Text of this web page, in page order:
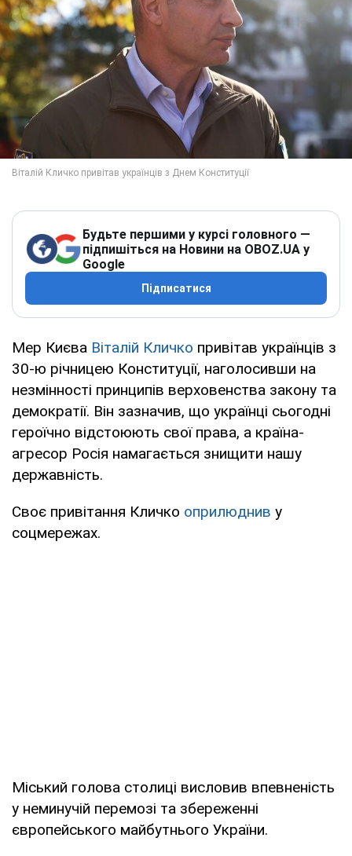
Будьте першими у курсі головного —
підпишіться на Новини на OBOZ.UA у
Google
Підписатися
Мер Києва Віталій Кличко привітав українців з
30-ю річницею Конституції, наголосивши на
незмінності принципів верховенства закону та
демократії. Він зазначив, що українці сьогодні
героїчно відстоюють свої права, а країна-
агресор Росія намагається знищити нашу
державність.
Своє привітання Кличко оприлюднив у
соцмережах.
Міський голова столиці висловив впевненість
у неминучій перемозі та збереженні
європейського майбутнього України.